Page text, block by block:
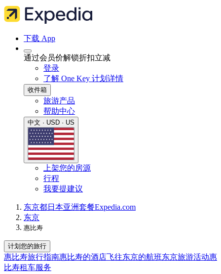
下载 App
通过会员价解锁折扣立减
登录
了解 One Key 计划详情
收件箱
旅游产品
帮助中心
中文 · USD · US
上架您的房源
行程
我要提建议
东京都日本亚洲套餐Expedia.com
东京
惠比寿
计划您的旅行
惠比寿旅行指南惠比寿的酒店飞往东京的航班东京旅游活动惠
比寿租车服务